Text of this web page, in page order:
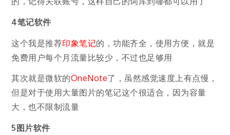
4笔记软件
这个我是推荐印象笔记的，功能齐全，使用方便，就是
免费用户每个月流量比较少，不过也足够用
其次就是微软的OneNote了，虽然感觉速度上有点慢，
但是对于使用大量图片的笔记这个很适合，因为容量
大，也不限制流量
5图片软件